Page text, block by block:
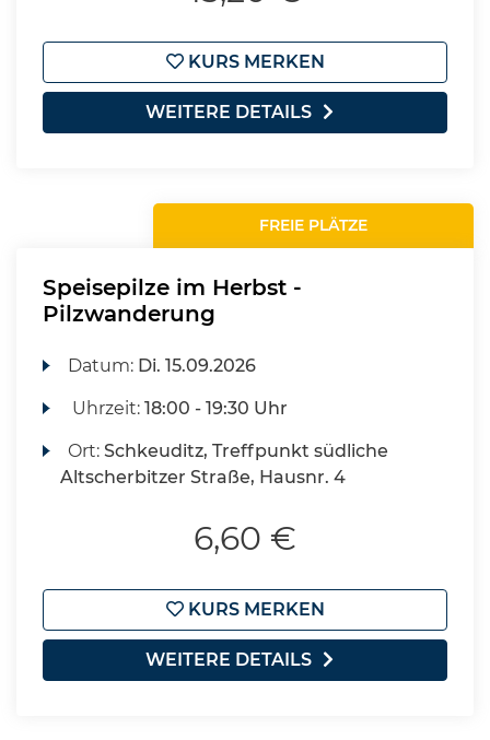
KURS MERKEN
WEITERE DETAILS
FREIE PLÄTZE
Speisepilze im Herbst -
Pilzwanderung
Datum: Di. 15.09.2026
Uhrzeit:18:00 - 19:30 Uhr
Ort:Schkeuditz, Treffpunkt südliche
Altscherbitzer Straße, Hausnr. 4
6,60 €
KURS MERKEN
WEITERE DETAILS